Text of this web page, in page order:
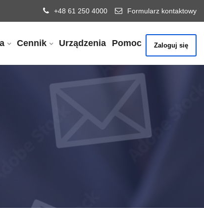
+48 61 250 4000 Formularz kontaktowy
Cennik Urządzenia Pomoc Zaloguj się